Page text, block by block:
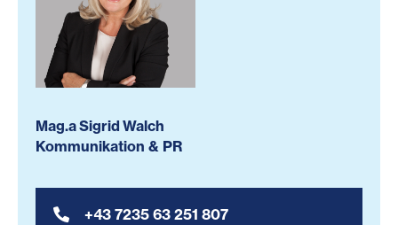
Mag.a Sigrid Walch
Kommunikation & PR
+43 7235 63 251 807